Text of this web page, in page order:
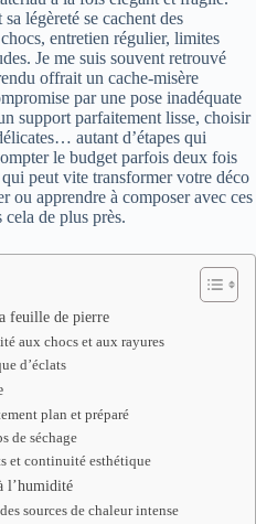
légèreté se cachent des
entretien régulier, limites
Je me suis souvent retrouvé
offrait un cache-misère
par une pose inadéquate
support parfaitement lisse, choisir
autant d’étapes qui
le budget parfois deux fois
peut vite transformer votre déco
ou apprendre à composer avec ces
de plus près.
feuille de pierre
aux chocs et aux rayures
d’éclats
plan et préparé
de séchage
et continuité esthétique
l’humidité
sources de chaleur intense